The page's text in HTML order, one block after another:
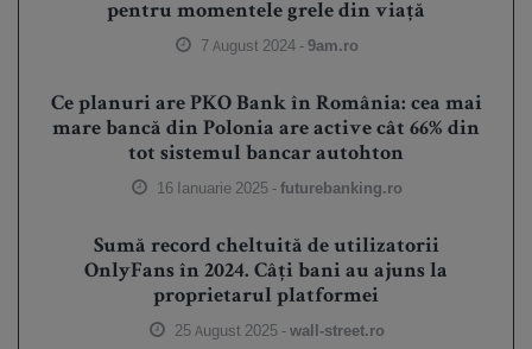
pentru momentele grele din viață
7 August 2024 -9am.ro
Ce planuri are PKO Bank în România: cea mai
mare bancă din Polonia are active cât 66% din
tot sistemul bancar autohton
16 Ianuarie 2025 -futurebanking.ro
Sumă record cheltuită de utilizatorii
OnlyFans în 2024. Câți bani au ajuns la
proprietarul platformei
25 August 2025 -wall-street.ro